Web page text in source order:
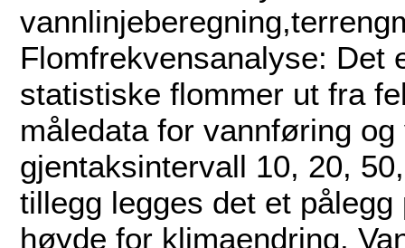
Flomfrekvensanalyse: Det
statistiske flommer ut fra
måledata for vannføring
gjentaksintervall 10, 20,
tillegg legges det et
høyde for klimaendring.